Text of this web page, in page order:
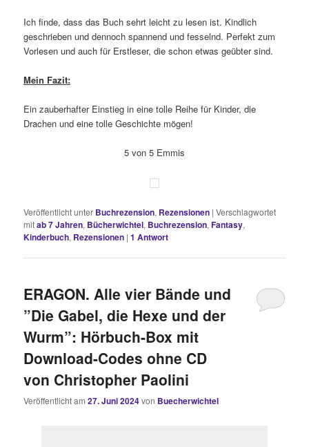
Ich finde, dass das Buch sehrt leicht zu lesen ist. Kindlich
geschrieben und dennoch spannend und fesselnd. Perfekt zum
Vorlesen und auch für Erstleser, die schon etwas geübter sind.
Mein Fazit:
Ein zauberhafter Einstieg in eine tolle Reihe für Kinder, die
Drachen und eine tolle Geschichte mögen!
5 von 5 Emmis
Veröffentlicht unter Buchrezension, Rezensionen |Verschlagwortet
mitab 7 Jahren, Bücherwichtel, Buchrezension,Fantasy,
Kinderbuch, Rezensionen |1 Antwort
ERAGON. Alle vier Bände und
”Die Gabel, die Hexe und der
Wurm”: Hörbuch-Box mit
Download-Codes ohne CD
von Christopher Paolini
Veröffentlicht am27. Juni 2024von Buecherwichtel